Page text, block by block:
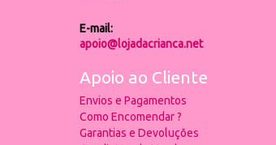
E-mail:
apoio@lojadacrianca.net
Apoio ao Cliente
Envios e Pagamentos
Como Encomendar ?
Garantias e Devoluções